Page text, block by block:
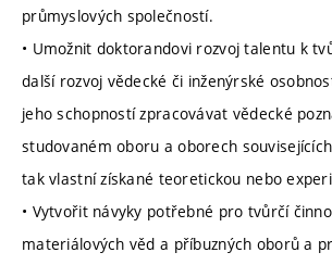
průmyslových společností.
• Umožnit doktorandovi rozvoj talentu k
další rozvoj vědecké či inženýrské
jeho schopností zpracovávat vědecké
studovaném oboru a oborech
tak vlastní získané teoretickou nebo
• Vytvořit návyky potřebné pro tvůrčí
materiálových věd a příbuzných oborů a